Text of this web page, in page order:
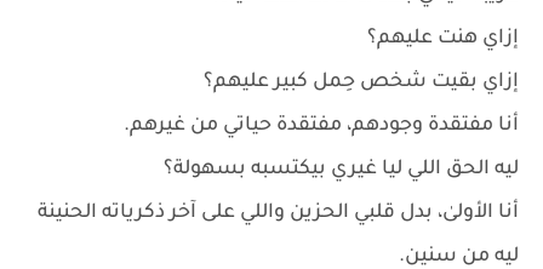
إزاي هنت عليهم؟
إزاي بقيت شخص حِمل كبير عليهم؟
أنا مفتقدة وجودهم، مفتقدة حياتي من غيرهم.
ليه الحق اللي ليا غيري بيكتسبه بسهولة؟
أنا الأولىٰ، بدل قلبي الحزين واللي على آخر ذكرياته الحنينة
ليه من سنين.